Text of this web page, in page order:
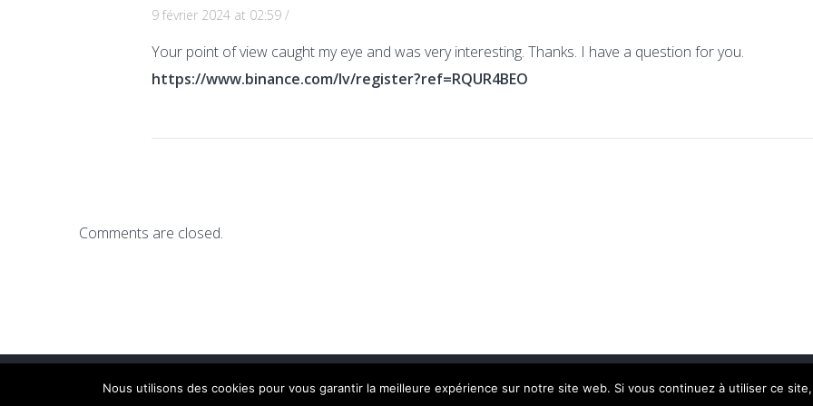
9 février 2024 at 02:59 /
Your point of view caught my eye and was very interesting. Thanks. I have a question for you.
https://www.binance.com/lv/register?ref=RQUR4BEO
Comments are closed.
© 2026 DocDoku.
Nous utilisons des cookies pour vous garantir la meilleure expérience sur notre site web. Si vous continuez à utiliser ce